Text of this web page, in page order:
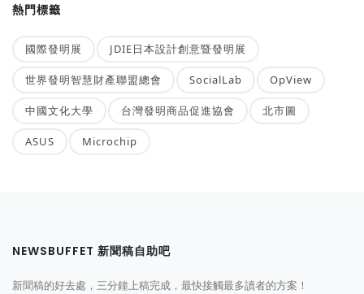
熱門標籤
國際發明展 JDIE日本設計創意暨發明展
世界發明智慧財產聯盟總會 SocialLab OpView
中國文化大學 台灣發明商品促進協會 北市圖
ASUS Microchip
NEWSBUFFET 新聞稿自助吧
新聞稿的好去處，三分鐘上稿完成，最快接觸最多讀者的方案！